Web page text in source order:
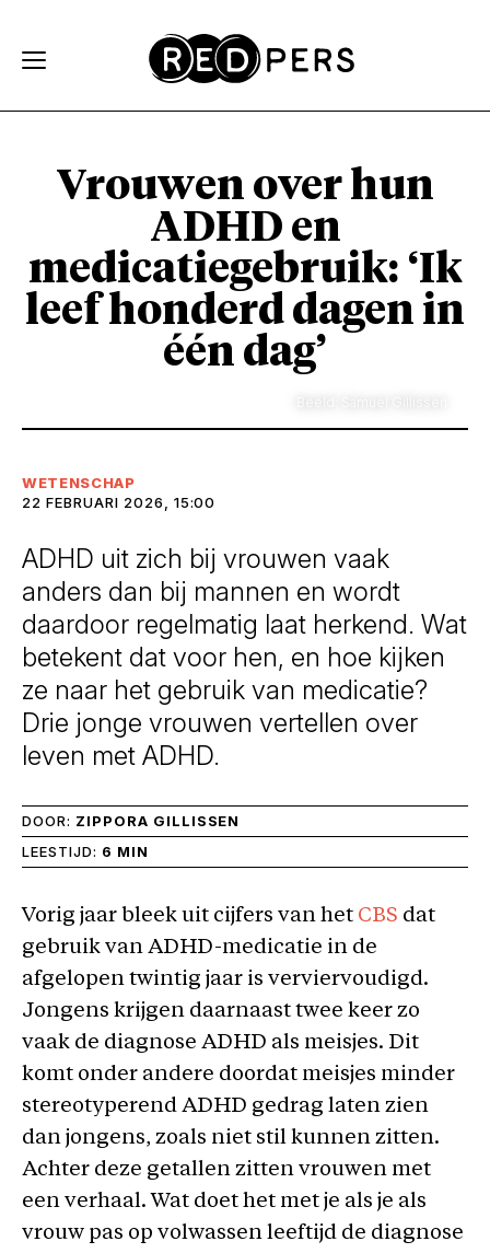
Vrouwen over hun
ADHD en
medicatiegebruik: ‘Ik
leef honderd dagen in
één dag’
WETENSCHAP
22 FEBRUARI 2026, 15:00
ADHD uit zich bij vrouwen vaak
anders dan bij mannen en wordt
daardoor regelmatig laat herkend. Wat
betekent dat voor hen, en hoe kijken
ze naar het gebruik van medicatie?
Drie jonge vrouwen vertellen over
leven met ADHD.
DOOR: ZIPPORA GILLISSEN
LEESTIJD: 6 MIN
Vorig jaar bleek uit cijfers van het CBS dat
gebruik van ADHD-medicatie in de
afgelopen twintig jaar is verviervoudigd.
Jongens krijgen daarnaast twee keer zo
vaak de diagnose ADHD als meisjes. Dit
komt onder andere doordat meisjes minder
stereotyperend ADHD gedrag laten zien
dan jongens, zoals niet stil kunnen zitten.
Achter deze getallen zitten vrouwen met
een verhaal. Wat doet het met je als je als
vrouw pas op volwassen leeftijd de diagnose